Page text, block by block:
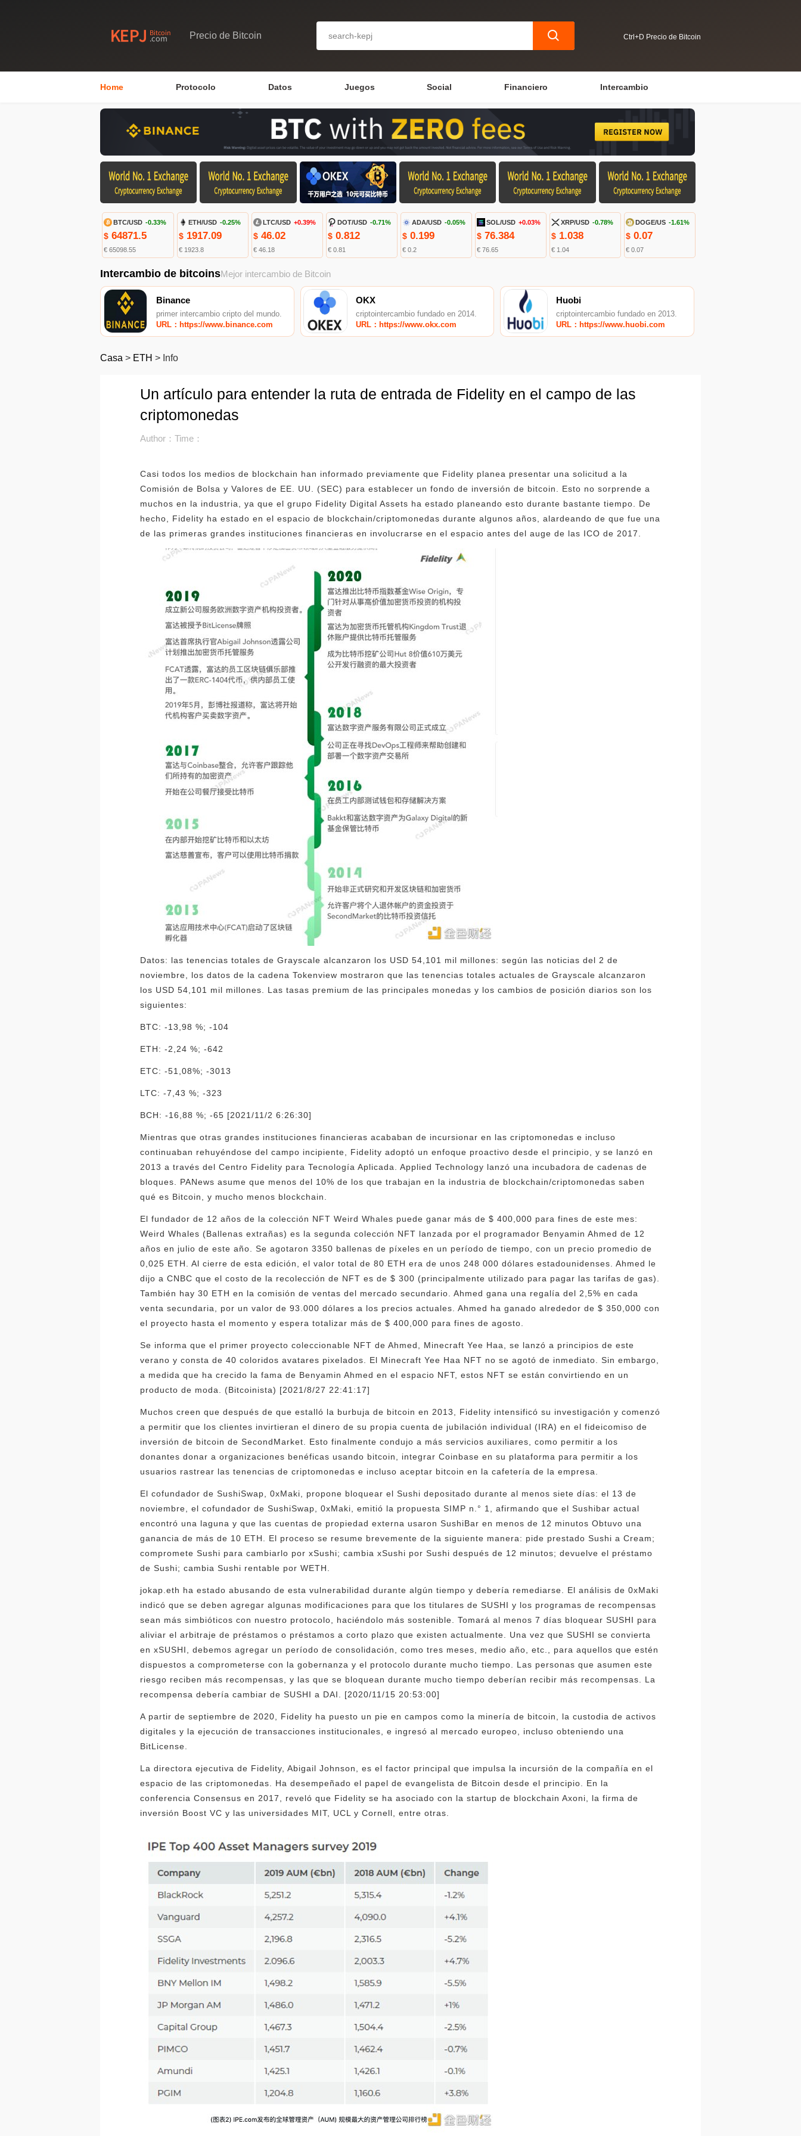
Precio de Bitcoin Ctrl+D Precio de Bitcoin
Home Protocolo Datos Juegos Social Financiero Intercambio
BTC/USD -0.33%
$ 64871.5
€ 65098.55
ETH/USD -0.25%
$1917.09
€ 1923.8
LTC/USD +0.39%
$46.02
€ 46.18
DOT/USD -0.71%
$0.812
€ 0.81
ADA/USD -0.05%
$0.199
€ 0.2
SOL/USD +0.03%
$ 76.384
€ 76.65
XRP/USD -0.78%
$ 1.038
€ 1.04
DOGE/US -1.61%
$ 0.07
€ 0.07
Intercambio de bitcoinsMejor intercambio de Bitcoin
Binance
primer intercambio cripto del mundo.
URL：https://www.binance.com
OKX
criptointercambio fundado en 2014.
URL：https://www.okx.com
Huobi
criptointercambio fundado en 2013.
URL：https://www.huobi.com
Casa > ETH > Info
Un artículo para entender la ruta de entrada de Fidelity en el campo de las
criptomonedas
Author：Time：
Casi todos los medios de blockchain han informado previamente que Fidelity planea presentar una solicitud a la
Comisión de Bolsa y Valores de EE. UU. (SEC) para establecer un fondo de inversión de bitcoin. Esto no sorprende a
muchos en la industria, ya que el grupo Fidelity Digital Assets ha estado planeando esto durante bastante tiempo. De
hecho, Fidelity ha estado en el espacio de blockchain/criptomonedas durante algunos años, alardeando de que fue una
de las primeras grandes instituciones financieras en involucrarse en el espacio antes del auge de las ICO de 2017.
Datos: las tenencias totales de Grayscale alcanzaron los USD 54,101 mil millones: según las noticias del 2 de
noviembre, los datos de la cadena Tokenview mostraron que las tenencias totales actuales de Grayscale alcanzaron
los USD 54,101 mil millones. Las tasas premium de las principales monedas y los cambios de posición diarios son los
siguientes:
BTC: -13,98 %; -104
ETH: -2,24 %; -642
ETC: -51,08%; -3013
LTC: -7,43 %; -323
BCH: -16,88 %; -65 [2021/11/2 6:26:30]
Mientras que otras grandes instituciones financieras acababan de incursionar en las criptomonedas e incluso
continuaban rehuyéndose del campo incipiente, Fidelity adoptó un enfoque proactivo desde el principio, y se lanzó en
2013 a través del Centro Fidelity para Tecnología Aplicada. Applied Technology lanzó una incubadora de cadenas de
bloques. PANews asume que menos del 10% de los que trabajan en la industria de blockchain/criptomonedas saben
qué es Bitcoin, y mucho menos blockchain.
El fundador de 12 años de la colección NFT Weird Whales puede ganar más de $ 400,000 para fines de este mes:
Weird Whales (Ballenas extrañas) es la segunda colección NFT lanzada por el programador Benyamin Ahmed de 12
años en julio de este año. Se agotaron 3350 ballenas de píxeles en un período de tiempo, con un precio promedio de
0,025 ETH. Al cierre de esta edición, el valor total de 80 ETH era de unos 248 000 dólares estadounidenses. Ahmed le
dijo a CNBC que el costo de la recolección de NFT es de $ 300 (principalmente utilizado para pagar las tarifas de gas).
También hay 30 ETH en la comisión de ventas del mercado secundario. Ahmed gana una regalía del 2,5% en cada
venta secundaria, por un valor de 93.000 dólares a los precios actuales. Ahmed ha ganado alrededor de $ 350,000 con
el proyecto hasta el momento y espera totalizar más de $ 400,000 para fines de agosto.
Se informa que el primer proyecto coleccionable NFT de Ahmed, Minecraft Yee Haa, se lanzó a principios de este
verano y consta de 40 coloridos avatares pixelados. El Minecraft Yee Haa NFT no se agotó de inmediato. Sin embargo,
a medida que ha crecido la fama de Benyamin Ahmed en el espacio NFT, estos NFT se están convirtiendo en un
producto de moda. (Bitcoinista) [2021/8/27 22:41:17]
Muchos creen que después de que estalló la burbuja de bitcoin en 2013, Fidelity intensificó su investigación y comenzó
a permitir que los clientes invirtieran el dinero de su propia cuenta de jubilación individual (IRA) en el fideicomiso de
inversión de bitcoin de SecondMarket. Esto finalmente condujo a más servicios auxiliares, como permitir a los
donantes donar a organizaciones benéficas usando bitcoin, integrar Coinbase en su plataforma para permitir a los
usuarios rastrear las tenencias de criptomonedas e incluso aceptar bitcoin en la cafetería de la empresa.
El cofundador de SushiSwap, 0xMaki, propone bloquear el Sushi depositado durante al menos siete días: el 13 de
noviembre, el cofundador de SushiSwap, 0xMaki, emitió la propuesta SIMP n.° 1, afirmando que el Sushibar actual
encontró una laguna y que las cuentas de propiedad externa usaron SushiBar en menos de 12 minutos Obtuvo una
ganancia de más de 10 ETH. El proceso se resume brevemente de la siguiente manera: pide prestado Sushi a Cream;
compromete Sushi para cambiarlo por xSushi; cambia xSushi por Sushi después de 12 minutos; devuelve el préstamo
de Sushi; cambia Sushi rentable por WETH.
jokap.eth ha estado abusando de esta vulnerabilidad durante algún tiempo y debería remediarse. El análisis de 0xMaki
indicó que se deben agregar algunas modificaciones para que los titulares de SUSHI y los programas de recompensas
sean más simbióticos con nuestro protocolo, haciéndolo más sostenible. Tomará al menos 7 días bloquear SUSHI para
aliviar el arbitraje de préstamos o préstamos a corto plazo que existen actualmente. Una vez que SUSHI se convierta
en xSUSHI, debemos agregar un período de consolidación, como tres meses, medio año, etc., para aquellos que estén
dispuestos a comprometerse con la gobernanza y el protocolo durante mucho tiempo. Las personas que asumen este
riesgo reciben más recompensas, y las que se bloquean durante mucho tiempo deberían recibir más recompensas. La
recompensa debería cambiar de SUSHI a DAI. [2020/11/15 20:53:00]
A partir de septiembre de 2020, Fidelity ha puesto un pie en campos como la minería de bitcoin, la custodia de activos
digitales y la ejecución de transacciones institucionales, e ingresó al mercado europeo, incluso obteniendo una
BitLicense.
La directora ejecutiva de Fidelity, Abigail Johnson, es el factor principal que impulsa la incursión de la compañía en el
espacio de las criptomonedas. Ha desempeñado el papel de evangelista de Bitcoin desde el principio. En la
conferencia Consensus en 2017, reveló que Fidelity se ha asociado con la startup de blockchain Axoni, la firma de
inversión Boost VC y las universidades MIT, UCL y Cornell, entre otras.